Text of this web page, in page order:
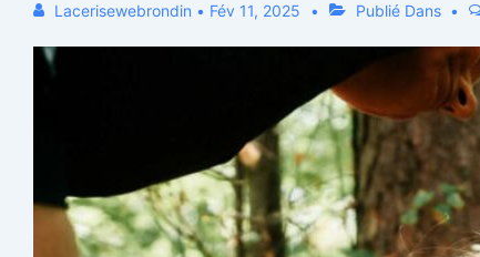
Lacerisewebrondin • Fév 11, 2025 Publié Dans